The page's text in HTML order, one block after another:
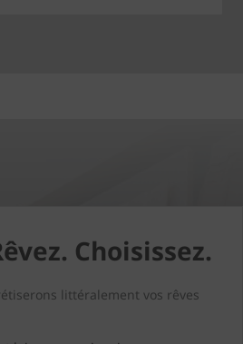
Choisissez.
littéralement vos rêves